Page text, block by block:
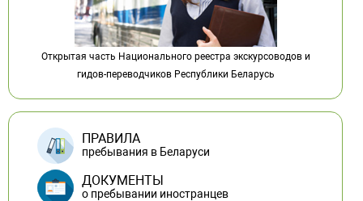
Открытая часть Национального реестра экскурсоводов и
гидов-переводчиков Республики Беларусь
ПРАВИЛА
пребывания в Беларуси
ДОКУМЕНТЫ
о пребывании иностранцев